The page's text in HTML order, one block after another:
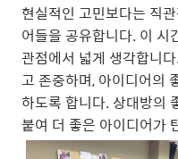
현실적인 고민보다는 직
어들을 공유합니다. 이 시
관점에서 넓게 생각합니
고 존중하며, 아이디어의
하도록 합니다. 상대방의
붙여 더 좋은 아이디어가